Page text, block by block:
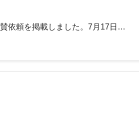
依頼を掲載しました。7月17日…